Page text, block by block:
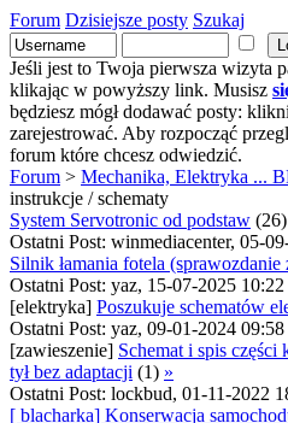
Forum Dzisiejsze posty Szukaj
Jeśli jest to Twoja pierwsza wizyta
klikając w powyższy link. Musisz
będziesz mógł dodawać posty:
zarejestrować. Aby rozpocząć
forum które chcesz odwiedzić.
Forum > Mechanika, Elektryka ...
instrukcje / schematy
System Servotronic od podstaw (26)
Ostatni Post: winmediacenter, 05-
Silnik łamania fotela
Ostatni Post: yaz, 15-07-2025 10:22
[elektryka] Poszukuje schematów
Ostatni Post: yaz, 09-01-2024 09:58
[zawieszenie] Schemat i spis części
tył bez adaptacji (1) »
Ostatni Post: lockbud, 01-11-2022
[ blacharka] Konserwacja